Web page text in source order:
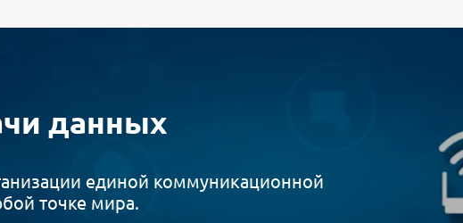
данных
единой коммуникационной
точке мира.